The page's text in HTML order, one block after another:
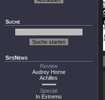
Suche
SiteNews
Review
Audrey Horne
Achilles
Special
In Extremo